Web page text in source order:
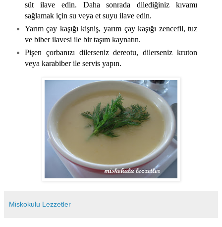
süt ilave edin. Daha sonrada dilediğiniz kıvamı
sağlamak için su veya et suyu ilave edin.
Yarım çay kaşığı kişniş, yarım çay kaşığı zencefil, tuz
ve biber ilavesi ile bir taşım kaynatın.
Pişen çorbanızı dilerseniz dereotu, dilerseniz kruton
veya karabiber ile servis yapın.
Miskokulu Lezzetler